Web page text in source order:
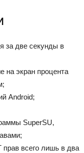
за две секунды в
на экран процента
Android;
SuperSU,
прав всего лишь в два